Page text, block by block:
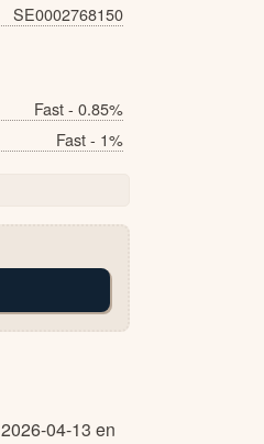
SE0002768150
Fast - 0.85%
Fast - 1%
2026-04-13 en